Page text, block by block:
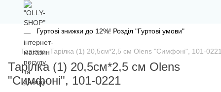
Гуртові знижки до 12%! Розділ "Гуртові умови"
Тарілки Тарілка (1) 20,5см*2,5 см Olens "Симфоні", 101-
Тарілка (1) 20,5см*2,5 см Olens
"Симфоні", 101-0221